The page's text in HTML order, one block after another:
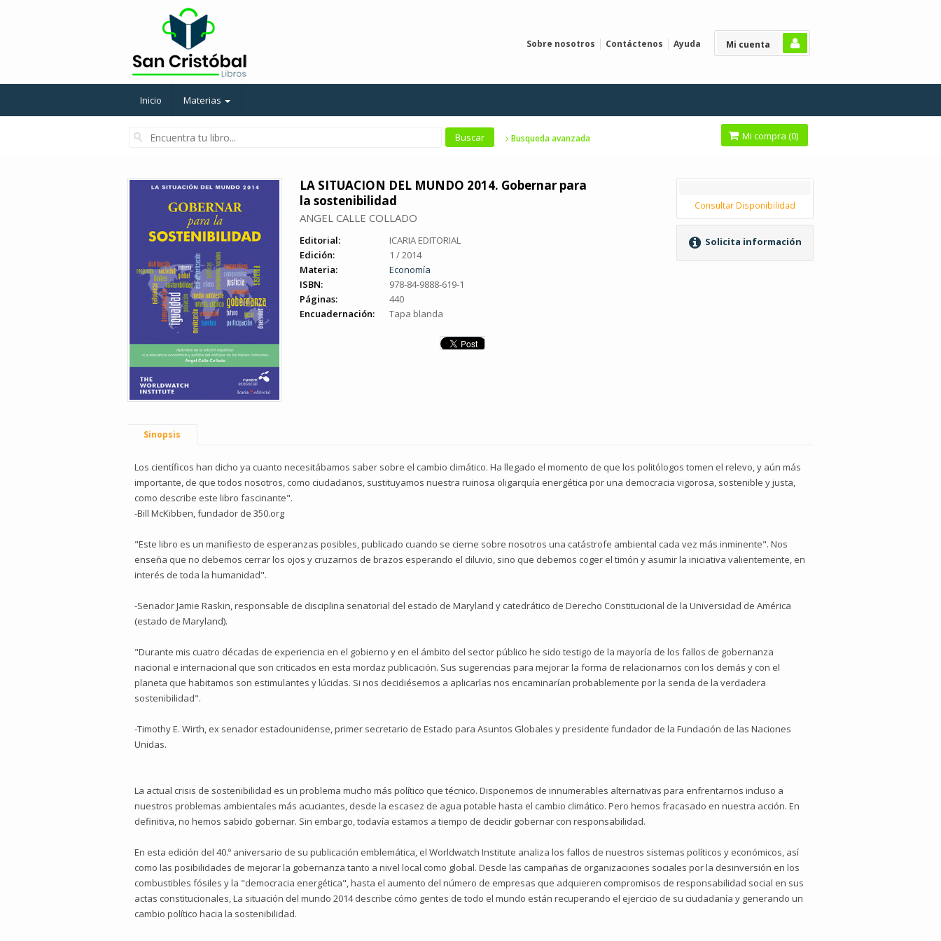
Mi cuenta
Sobre nosotros Contáctenos Ayuda
Inicio Materias
Busqueda avanzada Mi compra (0)
LA SITUACION DEL MUNDO 2014. Gobernar para
la sostenibilidad
ANGEL CALLE COLLADO
Editorial:
ICARIA EDITORIAL
Edición:
1 / 2014
Materia:
Economía
ISBN:
978-84-9888-619-1
Páginas:
440
Encuadernación:
Tapa blanda
Consultar Disponibilidad
Solicita información
Sinopsis
Los científicos han dicho ya cuanto necesitábamos saber sobre el cambio climático. Ha llegado el momento de que los politólogos tomen el relevo, y aún más
importante, de que todos nosotros, como ciudadanos, sustituyamos nuestra ruinosa oligarquía energética por una democracia vigorosa, sostenible y justa,
como describe este libro fascinante".
-Bill McKibben, fundador de 350.org
"Este libro es un manifiesto de esperanzas posibles, publicado cuando se cierne sobre nosotros una catástrofe ambiental cada vez más inminente". Nos
enseña que no debemos cerrar los ojos y cruzarnos de brazos esperando el diluvio, sino que debemos coger el timón y asumir la iniciativa valientemente, en
interés de toda la humanidad".
-Senador Jamie Raskin, responsable de disciplina senatorial del estado de Maryland y catedrático de Derecho Constitucional de la Universidad de América
(estado de Maryland).
"Durante mis cuatro décadas de experiencia en el gobierno y en el ámbito del sector público he sido testigo de la mayoría de los fallos de gobernanza
nacional e internacional que son criticados en esta mordaz publicación. Sus sugerencias para mejorar la forma de relacionarnos con los demás y con el
planeta que habitamos son estimulantes y lúcidas. Si nos decidiésemos a aplicarlas nos encaminarían probablemente por la senda de la verdadera
sostenibilidad".
-Timothy E. Wirth, ex senador estadounidense, primer secretario de Estado para Asuntos Globales y presidente fundador de la Fundación de las Naciones
Unidas.
La actual crisis de sostenibilidad es un problema mucho más político que técnico. Disponemos de innumerables alternativas para enfrentarnos incluso a
nuestros problemas ambientales más acuciantes, desde la escasez de agua potable hasta el cambio climático. Pero hemos fracasado en nuestra acción. En
definitiva, no hemos sabido gobernar. Sin embargo, todavía estamos a tiempo de decidir gobernar con responsabilidad.
En esta edición del 40.º aniversario de su publicación emblemática, el Worldwatch Institute analiza los fallos de nuestros sistemas políticos y económicos, así
como las posibilidades de mejorar la gobernanza tanto a nivel local como global. Desde las campañas de organizaciones sociales por la desinversión en los
combustibles fósiles y la "democracia energética", hasta el aumento del número de empresas que adquieren compromisos de responsabilidad social en sus
actas constitucionales, La situación del mundo 2014 describe cómo gentes de todo el mundo están recuperando el ejercicio de su ciudadanía y generando un
cambio político hacia la sostenibilidad.